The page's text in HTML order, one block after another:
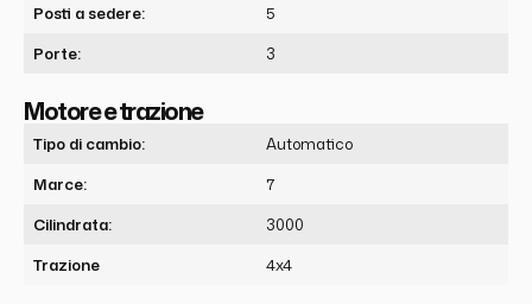
Posti a sedere:
5
Porte:
3
Motore e trazione
Tipo di cambio:
Automatico
Marce:
7
Cilindrata:
3000
Trazione
4x4